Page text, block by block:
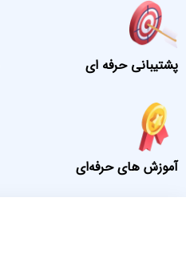
پشتیبانی حرفه ای
آموزش های حرفه‌ای